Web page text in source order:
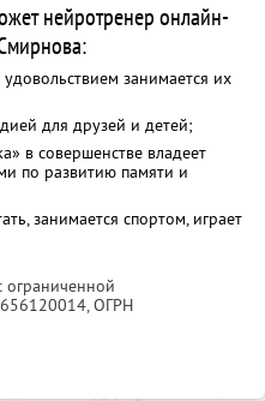
нейротренер онлайн-
занимается их
для друзей и детей;
в совершенстве владеет
по развитию памяти и
занимается спортом, играет
ограниченной
, ОГРН